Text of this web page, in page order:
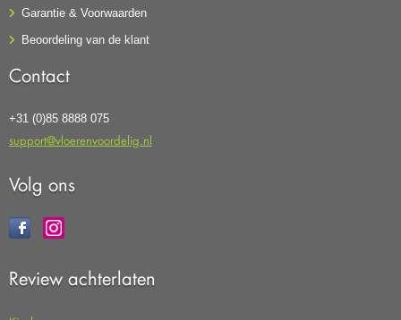
Garantie & Voorwaarden
Beoordeling van de klant
Contact
+31 (0)85 8888 075
support@vloerenvoordelig.nl
Volg ons
Review achterlaten